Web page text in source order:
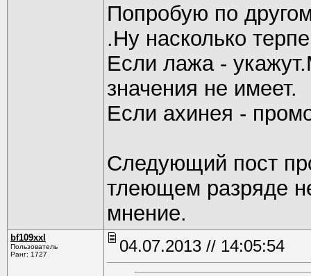
Попробую по
.Ну насколько
Если лажа -
значения не имеет.
Если ахинея -
Следующий пост
тлеющем разряде
мнение.
bf109xxl
Пользователь
Ранг: 1727
04.07.2013 // 14:05:54